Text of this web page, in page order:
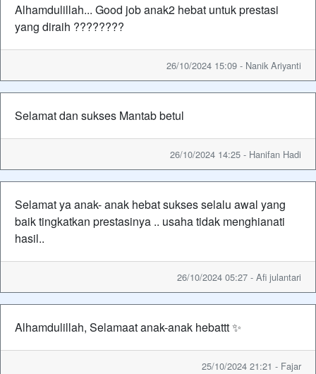
Alhamdulillah... Good job anak2 hebat untuk prestasi
yang diraih ????????
26/10/2024 15:09 - Nanik Ariyanti
Selamat dan sukses Mantab betul
26/10/2024 14:25 - Hanifan Hadi
Selamat ya anak- anak hebat sukses selalu awal yang
baik tingkatkan prestasinya .. usaha tidak menghianati
hasil..
26/10/2024 05:27 - Afi julantari
Alhamdulillah, Selamaat anak-anak hebattt ✨
25/10/2024 21:21 - Fajar